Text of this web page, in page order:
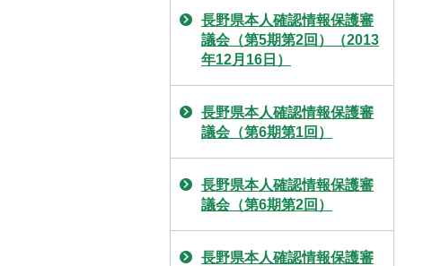
長野県本人確認情報保護審
議会（第5期第2回）（2013
年12月16日）
長野県本人確認情報保護審
議会（第6期第1回）
長野県本人確認情報保護審
議会（第6期第2回）
長野県本人確認情報保護審